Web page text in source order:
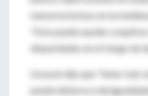
memoria incluso en la
"Esto puede ayudar a
disparidades en el riesgo de
Grasset dijo que "tener más
puede deberse a